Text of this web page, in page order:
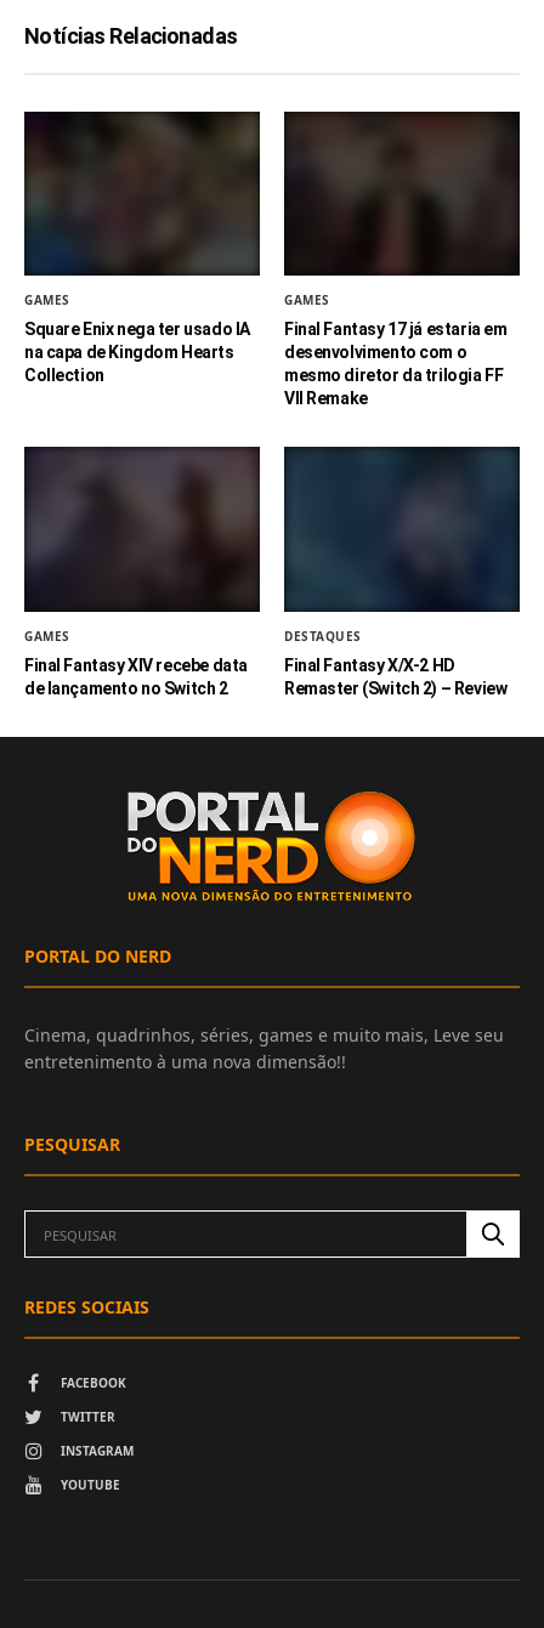
Notícias Relacionadas
GAMES
Square Enix nega ter usado IA
na capa de Kingdom Hearts
Collection
GAMES
Final Fantasy 17 já estaria em
desenvolvimento com o
mesmo diretor da trilogia FF
VII Remake
GAMES
Final Fantasy XIV recebe data
de lançamento no Switch 2
DESTAQUES
Final Fantasy X/X-2 HD
Remaster (Switch 2) – Review
PORTAL DO NERD
Cinema, quadrinhos, séries, games e muito mais, Leve seu
entretenimento à uma nova dimensão!!
PESQUISAR
REDES SOCIAIS
FACEBOOK
TWITTER
INSTAGRAM
YOUTUBE